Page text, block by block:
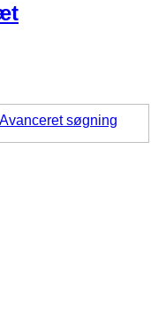
Avanceret søgning